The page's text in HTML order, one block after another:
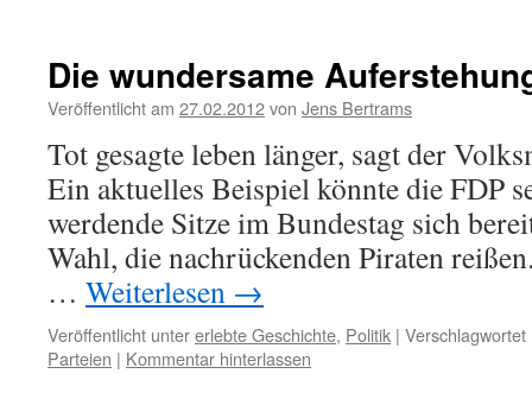
Die wundersame
Veröffentlicht am 27.02.2012von Jens Bertrams
Tot gesagte leben länger, sagt der
Ein aktuelles Beispiel könnte die FDP
werdende Sitze im Bundestag sich
Wahl, die nachrückenden Piraten
… Weiterlesen →
Veröffentlicht untererlebte Geschichte, Politik | Verschlagwortet
Parteien | Kommentar hinterlassen